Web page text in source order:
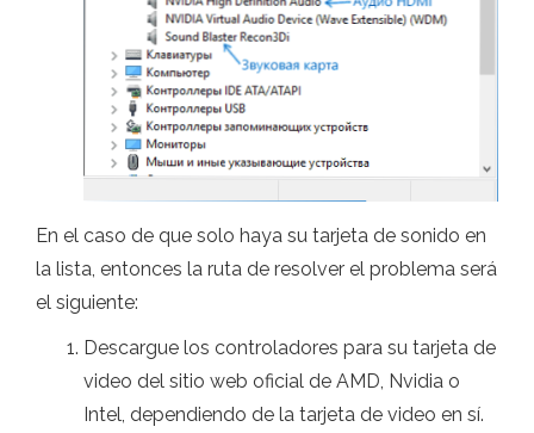
En el caso de que solo haya su tarjeta de sonido en
la lista, entonces la ruta de resolver el problema será
el siguiente:
Descargue los controladores para su tarjeta de
video del sitio web oficial de AMD, Nvidia o
Intel, dependiendo de la tarjeta de video en sí.